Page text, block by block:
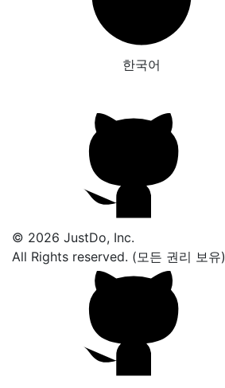
한국어
© 2026 JustDo, Inc.
All Rights reserved. (모든 권리 보유)